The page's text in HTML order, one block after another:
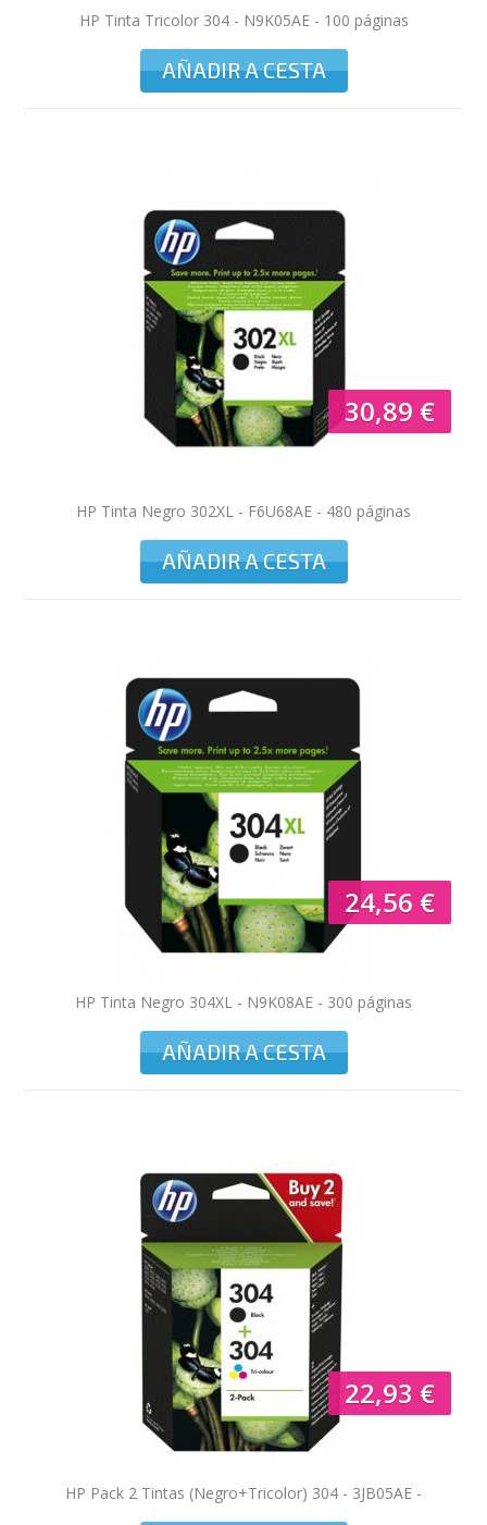
HP Tinta Tricolor 304 - N9K05AE - 100 páginas
AÑADIR A CESTA
30,89 €
HP Tinta Negro 302XL - F6U68AE - 480 páginas
AÑADIR A CESTA
24,56 €
HP Tinta Negro 304XL - N9K08AE - 300 páginas
AÑADIR A CESTA
22,93 €
HP Pack 2 Tintas (Negro+Tricolor) 304 - 3JB05AE -
120/100 pag. mono/color